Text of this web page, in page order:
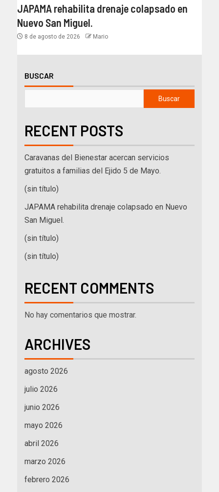
JAPAMA rehabilita drenaje colapsado en
Nuevo San Miguel.
8 de agosto de 2026 Mario
BUSCAR
Buscar
RECENT POSTS
Caravanas del Bienestar acercan servicios
gratuitos a familias del Ejido 5 de Mayo.
(sin título)
JAPAMA rehabilita drenaje colapsado en Nuevo
San Miguel.
(sin título)
(sin título)
RECENT COMMENTS
No hay comentarios que mostrar.
ARCHIVES
agosto 2026
julio 2026
junio 2026
mayo 2026
abril 2026
marzo 2026
febrero 2026